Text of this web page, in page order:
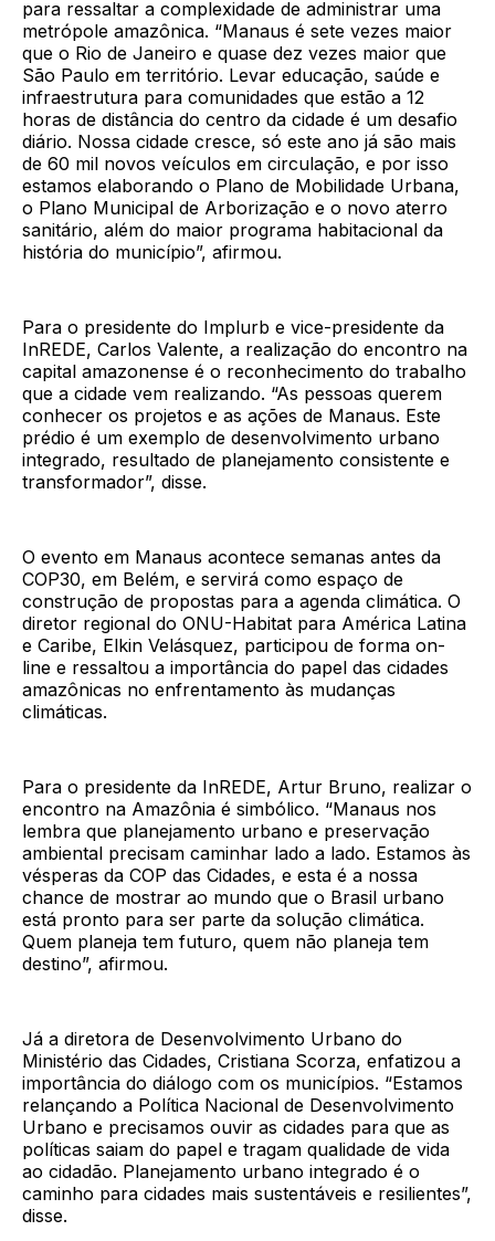
para ressaltar a complexidade de administrar uma
metrópole amazônica. “Manaus é sete vezes maior
que o Rio de Janeiro e quase dez vezes maior que
São Paulo em território. Levar educação, saúde e
infraestrutura para comunidades que estão a 12
horas de distância do centro da cidade é um desafio
diário. Nossa cidade cresce, só este ano já são mais
de 60 mil novos veículos em circulação, e por isso
estamos elaborando o Plano de Mobilidade Urbana,
o Plano Municipal de Arborização e o novo aterro
sanitário, além do maior programa habitacional da
história do município”, afirmou.
Para o presidente do Implurb e vice-presidente da
InREDE, Carlos Valente, a realização do encontro na
capital amazonense é o reconhecimento do trabalho
que a cidade vem realizando. “As pessoas querem
conhecer os projetos e as ações de Manaus. Este
prédio é um exemplo de desenvolvimento urbano
integrado, resultado de planejamento consistente e
transformador”, disse.
O evento em Manaus acontece semanas antes da
COP30, em Belém, e servirá como espaço de
construção de propostas para a agenda climática. O
diretor regional do ONU-Habitat para América Latina
e Caribe, Elkin Velásquez, participou de forma on-
line e ressaltou a importância do papel das cidades
amazônicas no enfrentamento às mudanças
climáticas.
Para o presidente da InREDE, Artur Bruno, realizar o
encontro na Amazônia é simbólico. “Manaus nos
lembra que planejamento urbano e preservação
ambiental precisam caminhar lado a lado. Estamos às
vésperas da COP das Cidades, e esta é a nossa
chance de mostrar ao mundo que o Brasil urbano
está pronto para ser parte da solução climática.
Quem planeja tem futuro, quem não planeja tem
destino”, afirmou.
Já a diretora de Desenvolvimento Urbano do
Ministério das Cidades, Cristiana Scorza, enfatizou a
importância do diálogo com os municípios. “Estamos
relançando a Política Nacional de Desenvolvimento
Urbano e precisamos ouvir as cidades para que as
políticas saiam do papel e tragam qualidade de vida
ao cidadão. Planejamento urbano integrado é o
caminho para cidades mais sustentáveis e resilientes”,
disse.